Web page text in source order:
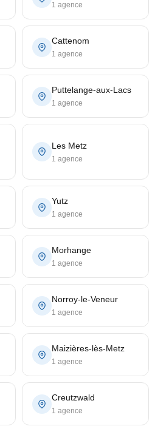
1 agence
Cattenom
1 agence
Puttelange-aux-Lacs
1 agence
Les Metz
1 agence
Yutz
1 agence
Morhange
1 agence
Norroy-le-Veneur
1 agence
Maizières-lès-Metz
1 agence
Creutzwald
1 agence